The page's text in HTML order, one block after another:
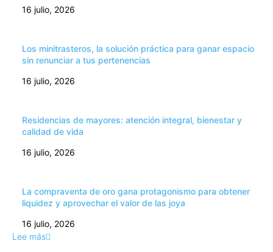
16 julio, 2026
Los minitrasteros, la solución práctica para ganar espacio
sin renunciar a tus pertenencias
16 julio, 2026
Residencias de mayores: atención integral, bienestar y
calidad de vida
16 julio, 2026
La compraventa de oro gana protagonismo para obtener
liquidez y aprovechar el valor de las joya
16 julio, 2026
Lee más